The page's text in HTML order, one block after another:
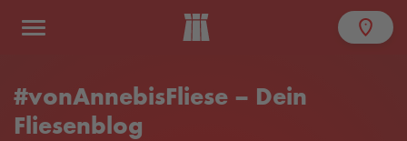
#vonAnnebisFliese – Dein
Fliesenblog